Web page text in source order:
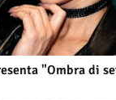
"Ombra di